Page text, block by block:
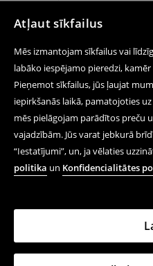
Atļaut sīkfailus
Mēs izmantojam sīkfailus vai
labāko iespējamo pieredzi,
Pieņemot sīkfailus, jūs ļaujat
iepirkšanās laikā, pamatojoties
mēs pielāgojam parādītos preču
vajadzībām. Jūs varat jebkurā
“Iestatījumi”, un, ja vēlaties
politika un Konfidencialitātes
Palīdzība un saziņa
Iepērcies tiešsaistē